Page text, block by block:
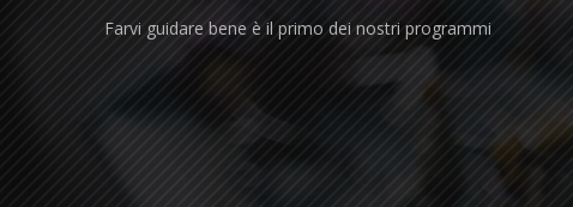
Farvi guidare bene è il primo dei nostri programmi